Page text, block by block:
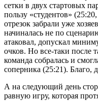
сетки в двух стартовых
пользу «студентов»
отрезок забрали уже
начиналась не по
атаковал, допускал
очков. Но все-таки после
команда собралась и
соперника (25:21). Благо,
А на следующий день
равную игру, которая